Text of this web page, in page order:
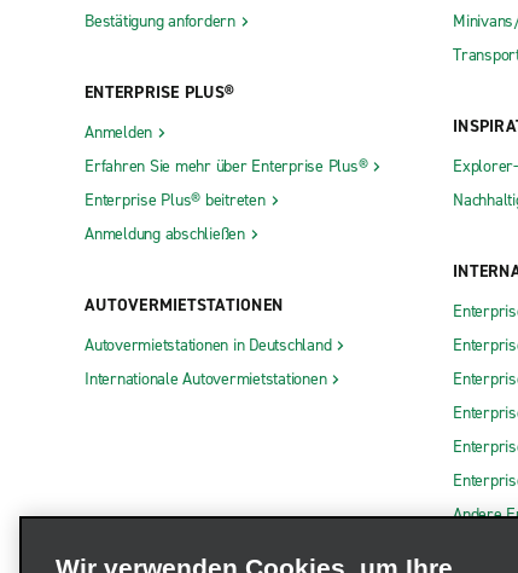
Bestätigung anfordern
ENTERPRISE PLUS®
Anmelden
Erfahren Sie mehr über Enterprise Plus®
Enterprise Plus® beitreten
Anmeldung abschließen
AUTOVERMIETSTATIONEN
Autovermietstationen in Deutschland
Internationale Autovermietstationen
Andere